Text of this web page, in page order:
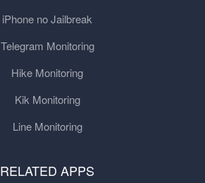
iPhone no Jailbreak
Telegram Monitoring
Hike Monitoring
Kik Monitoring
Line Monitoring
RELATED APPS